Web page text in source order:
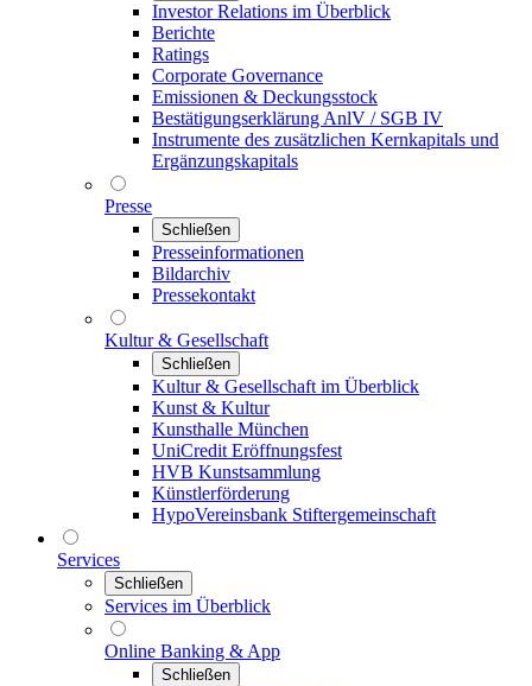
Investor Relations im Überblick
Berichte
Ratings
Corporate Governance
Emissionen & Deckungsstock
Bestätigungserklärung AnlV / SGB IV
Instrumente des zusätzlichen Kernkapitals und
Ergänzungskapitals
Presse
Schließen
Presseinformationen
Bildarchiv
Pressekontakt
Kultur & Gesellschaft
Schließen
Kultur & Gesellschaft im Überblick
Kunst & Kultur
Kunsthalle München
UniCredit Eröffnungsfest
HVB Kunstsammlung
Künstlerförderung
HypoVereinsbank Stiftergemeinschaft
Services
Schließen
Services im Überblick
Online Banking & App
Schließen